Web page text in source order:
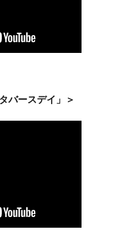
バースデイ」＞